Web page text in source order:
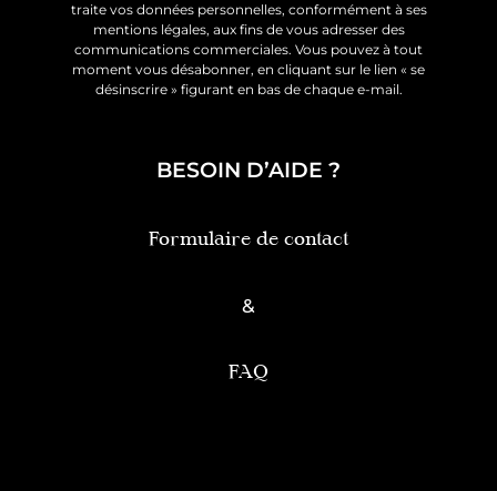
traite vos données personnelles, conformément à ses
mentions légales, aux fins de vous adresser des
communications commerciales. Vous pouvez à tout
moment vous désabonner, en cliquant sur le lien « se
désinscrire » figurant en bas de chaque e-mail.
BESOIN D’AIDE ?
Formulaire de contact
&
FAQ